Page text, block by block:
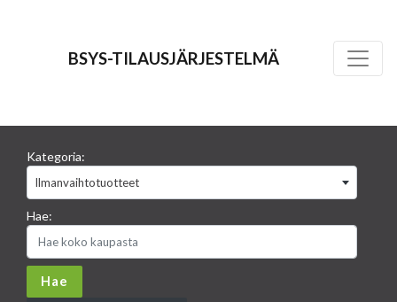
BSYS-TILAUSJÄRJESTELMÄ
Kategoria:
Ilmanvaihtotuotteet
Hae: